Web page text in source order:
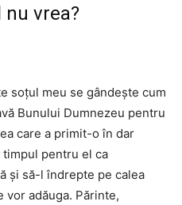
nu vrea?
soțul meu se gândește cum
Bunului Dumnezeu pentru
care a primit-o în dar
timpul pentru el ca
și să-l îndrepte pe calea
adăuga. Părinte,